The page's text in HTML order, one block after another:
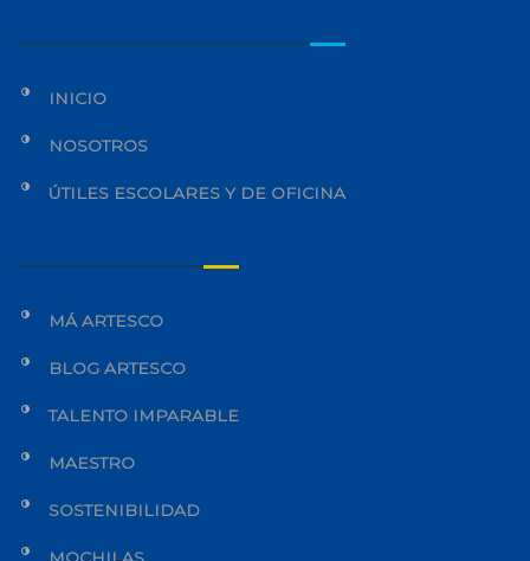
INICIO
NOSOTROS
ÚTILES ESCOLARES Y DE OFICINA
MÁ ARTESCO
BLOG ARTESCO
TALENTO IMPARABLE
MAESTRO
SOSTENIBILIDAD